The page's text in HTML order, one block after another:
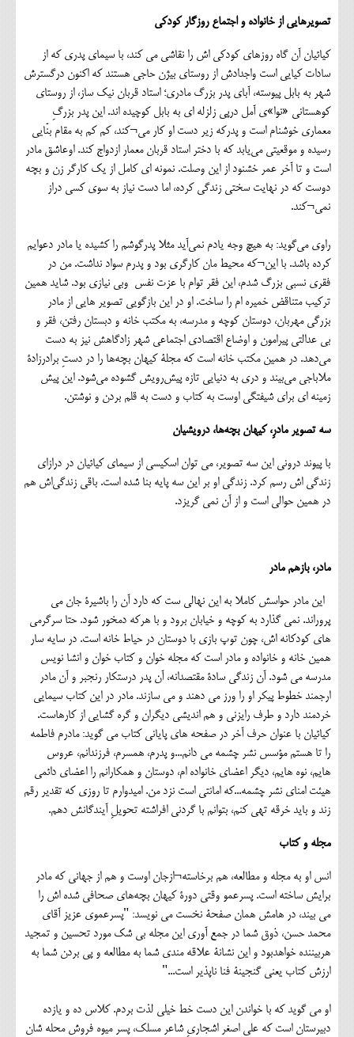
تصویرهایی از خانواده و اجتماع روزگار کودکی
کیائیان آن گاه روزهای کودکی اش را نقاشی می کند، با سیمای پدری که از
سادات کیایی است واجدادش از روستای بیژن حاجی هستند که اکنون درگسترش
شهر به بابل پیوسته، آبای پدر بزرگ مادری؛ استاد قربان نیک ساز، از روستای
کوهستانی «نوا»ی آمل درپی زلزله ای به بابل کوچیده اند. این پدر بزرگِ
معماری خوشنام است و پدرکه زیر دست او کار می¬کند، کم کم به مقام بنّایی
رسیده و موقعیتی می‌یابد که با دختر استاد قربان معمار ازدواج کند. اوعاشق مادر
است و تا آخر عمر خشنود از این وصلت. نمونه ای کامل از یک کارگر زن و بچه
دوست که در نهایت سختی زندگی کرده، اما دست نیاز به سوی کسی دراز
نمی¬کند.
راوی می‌گوید: به هیچ وجه یادم نمی‌آید مثلا پدرگوشم را کشیده یا مادر دعوایم
کرده باشد. با این¬که محیط مان کارگری بود و پدرم سواد نداشت. من در
فقری نسبی بزرگ شدم، این فقر توام با عزت نفس وبی نیازی بود. شاید همین
ترکیب متناقض خمیره ام را ساخت. او در این بازگویی تصویر هایی از مادر
بزرگی مهربان، دوستان کوچه و مدرسه، به مکتب خانه و دبستان رفتن، فقر و
بی عدالتی پیرامون و اوضاع اقتصادی اجتماعی شهر زادگاهش نیز به دست
می‌دهد. در همین مکتب خانه است که مجلۀ کیهان بچه‌ها را در دستِ برادرزادۀ
ملاباجی می‌بیند و دری به دنیایی‌ تازه پیش‌رویش گشوده می‌شود. این پیش
زمینه ای برای شیفتگی اوست به کتاب و دست به قلم بردن و نوشتن.
سه تصویر مادرِ، کیهان بچه‌ها، درویشیان
با پیوند درونی این سه تصویر، می توان اسکیسی از سیمای کیائیان در درازای
زندگی اش رسم کرد. زندگی او بر این سه پایه بنا شده است. باقی زندگی‌اش هم
در همین حوالی است و از آن نمی گریزد.
مادر، بازهم مادر
این مادر حواسش کاملا به این نهالی ست که دارد آن را باشیرۀ جان می
پروراند. نمی گذارد به کوچه و خیابان برود و با هرکه دمخور شود. حتا سرگرمی
های کودکانه اش، چون توپ بازی با دوستان در حياط خانه است. در سایه سار
همین خانه و خانواده و مادر است که مجله خوان و کتاب خوان و انشا نویس
مدرسه می شود. آن زندگی سادۀ مقتصدانه، آن پدر درستکار رنجبر و آن مادر
ارجمند خطوط پیکر او را ورز می دهند و می سازند. مادر در این کتاب سیمایی
خردمند دارد و طرف رایزنی و هم اندیشی دیگران و گره گشایی از کارهاست.
کیائیان با عنوان حرف آخر در صفحه های پایانی کتاب می گوید: مادرم فاطمه
را تا هستم مؤسس نشر چشمه می دانم...و پدرم، همسرم، فرزندانم، عروس
هایم، نوه هایم، دیگر اعضای خانواده ام، دوستان و همکارانم را اعضای دائمی
هیئت امنای نشر چشمه...که امانتی است نزد من. امیدوارم تا روزی که تقدیر رقم
زند و باید خرقه تهی کنم، بتوانم با گردنی افراشته تحویلِ آیندگانش دهم.
مجله و کتاب
انس او به مجله و مطالعه، هم برخاسته¬ازجان اوست و هم از جهانی که مادر
برایش ساخته است. پسرعمو وقتی دورۀ کیهان بچه‌های صحافی شده اش را
می بیند، در هامش همان صفحۀ نخست می نویسد: "پسرعموی عزیز آقای
محمد حسن، ذوق شما در جمع آوری این مجله بی شک مورد تحسین و تمجید
هربیننده خواهدبود و این نشانۀ علاقه مندی شما به مطالعه و پی بردن شما به
ارزش کتاب یعنی گنجینۀ فنا ناپذیر است..."
او می گوید که با خواندن این دست خط خیلی لذت بردم. کلاس ده و یازده
دبیرستان است که علی اصغر اشجاریِ شاعر مسلک، پسر میوه فروش محله شان